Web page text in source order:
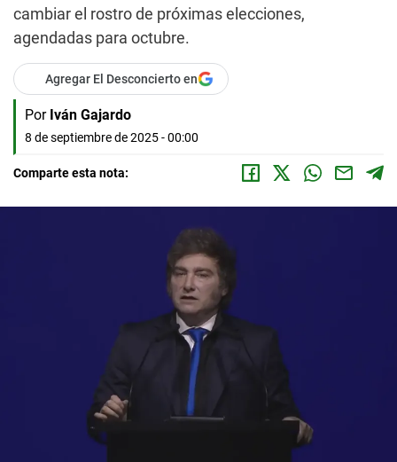
cambiar el rostro de próximas elecciones,
agendadas para octubre.
Agregar El Desconcierto en
Por Iván Gajardo
8 de septiembre de 2025 - 00:00
Comparte esta nota: